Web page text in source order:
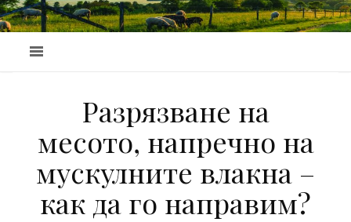
Разрязване на
месото, напречно на
мускулните влакна –
как да го направим?